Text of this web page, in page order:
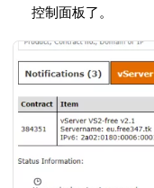
控制面板了。